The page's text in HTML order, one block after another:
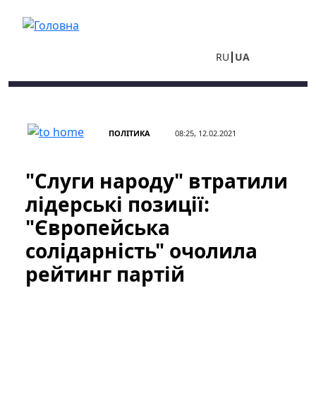
RU UA
ПОЛІТИКА 08:25, 12.02.2021
"Слуги народу" втратили
лідерські позиції:
"Європейська
солідарність" очолила
рейтинг партій